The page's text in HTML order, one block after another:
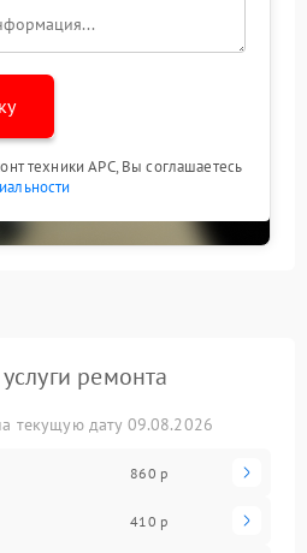
техники APC, Вы соглашаетесь
ремонта
текущую дату 09.08.2026
860 р
410 р